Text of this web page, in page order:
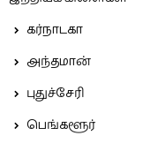
கர்நாடகா
அந்தமான்
புதுச்சேரி
பெங்களூர்